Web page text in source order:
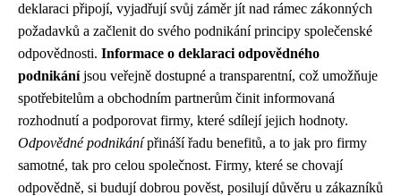
deklaraci připojí, vyjadřují svůj záměr jít nad rámec zákonných
požadavků a začlenit do svého podnikání principy společenské
odpovědnosti. Informace o deklaraci odpovědného
podnikáníjsou veřejně dostupné a transparentní, což umožňuje
spotřebitelům a obchodním partnerům činit informovaná
rozhodnutí a podporovat firmy, které sdílejí jejich hodnoty.
Odpovědné podnikánípřináší řadu benefitů, a to jak pro firmy
samotné, tak pro celou společnost. Firmy, které se chovají
odpovědně, si budují dobrou pověst, posilují důvěru u zákazníků